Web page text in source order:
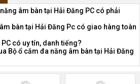
âm bàn tại Hải Đăng PC có phải
bàn tại Hải Đăng Pc có giao hàng toàn
có uy tín, danh tiếng?
Bộ ổ cắm đa năng âm bàn tại Hải Đăng